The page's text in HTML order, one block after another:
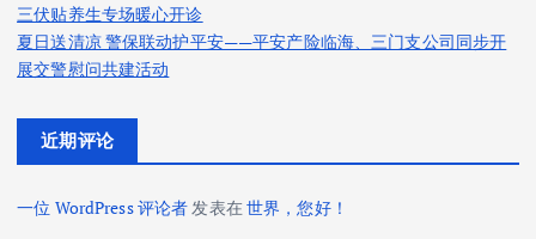
三伏贴养生专场暖心开诊
夏日送清凉 警保联动护平安——平安产险临海、三门支公司同步开
展交警慰问共建活动
近期评论
一位 WordPress 评论者发表在世界，您好！